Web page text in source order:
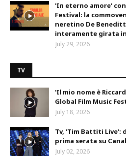
'In eterno amore'
Festival: la
neretino De
interamente girata
July 29, 2026
TV
'Il mio nome è
Global Film Music
July 18, 2026
Tv, 'Tim Battiti Live':
prima serata su
July 02, 2026